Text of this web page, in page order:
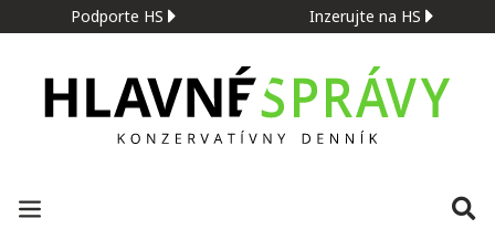
Podporte HS Inzerujte na HS